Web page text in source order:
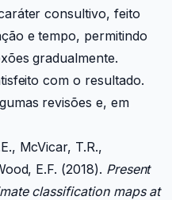
consultivo, feito
e tempo, permitindo
gradualmente.
com o resultado.
revisões e, em
McVicar, T.R.,
E.F. (2018). Present
classification maps at